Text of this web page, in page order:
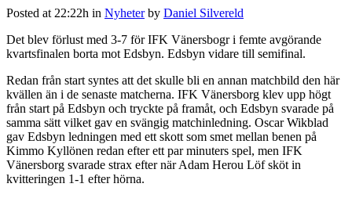
Posted at 22:22h in Nyheter by Daniel Silvereld
Det blev förlust med 3-7 för IFK Vänersbogr i femte avgörande
kvartsfinalen borta mot Edsbyn. Edsbyn vidare till semifinal.
Redan från start syntes att det skulle bli en annan matchbild den här
kvällen än i de senaste matcherna. IFK Vänersborg klev upp högt
från start på Edsbyn och tryckte på framåt, och Edsbyn svarade på
samma sätt vilket gav en svängig matchinledning. Oscar Wikblad
gav Edsbyn ledningen med ett skott som smet mellan benen på
Kimmo Kyllönen redan efter ett par minuters spel, men IFK
Vänersborg svarade strax efter när Adam Herou Löf sköt in
kvitteringen 1-1 efter hörna.